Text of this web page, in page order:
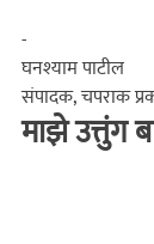
-
घनश्याम पाटील
संपादक, चपराक
माझे उत्तुंग